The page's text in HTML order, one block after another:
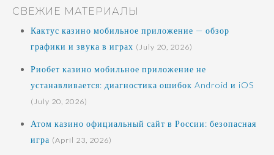
СВЕЖИЕ МАТЕРИАЛЫ
Кактус казино мобильное приложение — обзор
графики и звука в играх (July 20, 2026)
Риобет казино мобильное приложение не
устанавливается: диагностика ошибок Android и iOS
(July 20, 2026)
Атом казино официальный сайт в России: безопасная
игра (April 23, 2026)